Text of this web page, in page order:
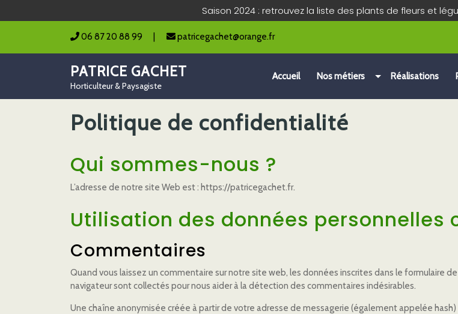
Saison 2024 : retrouvez la liste des plants de fleurs et
06 87 20 88 99 patricegachet@orange.fr
PATRICE GACHET
Horticulteur & Paysagiste
Accueil Nos métiers Réalisations
Politique de confidentialité
Qui sommes-nous ?
L’adresse de notre site Web est : https://patricegachet.fr.
Utilisation des données personnelles
Commentaires
Quand vous laissez un commentaire sur notre site web, les données inscrites dans le formulaire
navigateur sont collectés pour nous aider à la détection des commentaires indésirables.
Une chaîne anonymisée créée à partir de votre adresse de messagerie (également appelée